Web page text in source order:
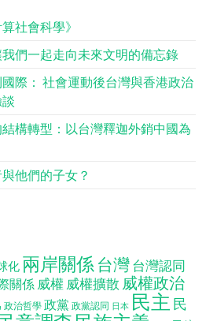
社會科學》
我們一起走向未來文明的備忘錄
際： 社會運動後台灣與香港政治
構轉型：以台灣釋迦外銷中國為
他們的子女？
化 兩岸關係 台灣台灣認同
關係 威權 威權擴散 威權政治
政治哲學 政黨 政黨認同 日本 民主 民